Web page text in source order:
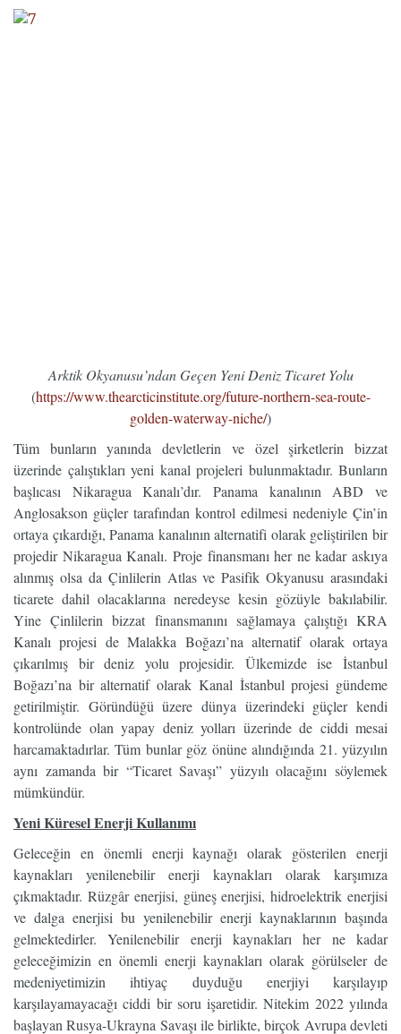
Arktik Okyanusu’ndan Geçen Yeni Deniz Ticaret Yolu
(https://www.thearcticinstitute.org/future-northern-sea-route-
golden-waterway-niche/)
Tüm bunların yanında devletlerin ve özel şirketlerin bizzat
üzerinde çalıştıkları yeni kanal projeleri bulunmaktadır. Bunların
başlıcası Nikaragua Kanalı’dır. Panama kanalının ABD ve
Anglosakson güçler tarafından kontrol edilmesi nedeniyle Çin’in
ortaya çıkardığı, Panama kanalının alternatifi olarak geliştirilen bir
projedir Nikaragua Kanalı. Proje finansmanı her ne kadar askıya
alınmış olsa da Çinlilerin Atlas ve Pasifik Okyanusu arasındaki
ticarete dahil olacaklarına neredeyse kesin gözüyle bakılabilir.
Yine Çinlilerin bizzat finansmanını sağlamaya çalıştığı KRA
Kanalı projesi de Malakka Boğazı’na alternatif olarak ortaya
çıkarılmış bir deniz yolu projesidir. Ülkemizde ise İstanbul
Boğazı’na bir alternatif olarak Kanal İstanbul projesi gündeme
getirilmiştir. Göründüğü üzere dünya üzerindeki güçler kendi
kontrolünde olan yapay deniz yolları üzerinde de ciddi mesai
harcamaktadırlar. Tüm bunlar göz önüne alındığında 21. yüzyılın
aynı zamanda bir “Ticaret Savaşı” yüzyılı olacağını söylemek
mümkündür.
Yeni Küresel Enerji Kullanımı
Geleceğin en önemli enerji kaynağı olarak gösterilen enerji
kaynakları yenilenebilir enerji kaynakları olarak karşımıza
çıkmaktadır. Rüzgâr enerjisi, güneş enerjisi, hidroelektrik enerjisi
ve dalga enerjisi bu yenilenebilir enerji kaynaklarının başında
gelmektedirler. Yenilenebilir enerji kaynakları her ne kadar
geleceğimizin en önemli enerji kaynakları olarak görülseler de
medeniyetimizin ihtiyaç duyduğu enerjiyi karşılayıp
karşılayamayacağı ciddi bir soru işaretidir. Nitekim 2022 yılında
başlayan Rusya-Ukrayna Savaşı ile birlikte, birçok Avrupa devleti